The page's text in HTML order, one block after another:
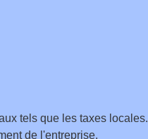
tels que les taxes locales.
de l'entreprise.